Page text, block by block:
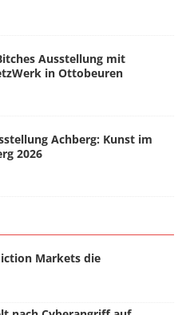
Ausstellung mit
in Ottobeuren
Achberg: Kunst im
2026
Markets die